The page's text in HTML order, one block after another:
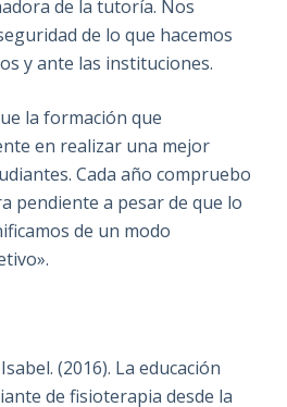
de la tutoría. Nos
de lo que hacemos
y ante las instituciones.
la formación que
en realizar una mejor
Cada año compruebo
pendiente a pesar de que lo
de un modo
(2016). La educación
de fisioterapia desde la